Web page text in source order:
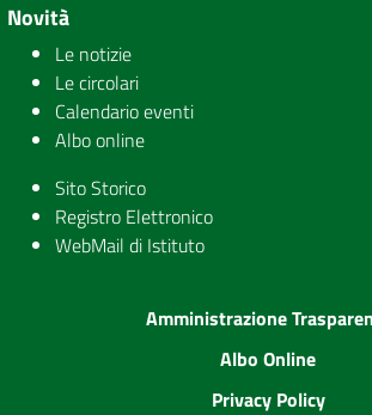
Novità
Le notizie
Le circolari
Calendario eventi
Albo online
Sito Storico
Registro Elettronico
WebMail di Istituto
Amministrazione
Albo Online
Privacy Policy